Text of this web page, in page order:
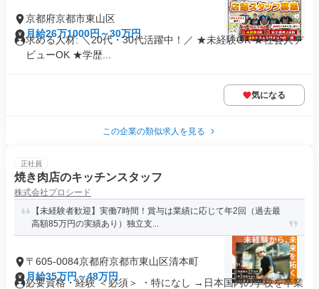
京都府京都市東山区
月給26万1000円～30万円
求める人材: ＼20代・30代活躍中！／ ★未経験OK ★社会人デ
ビューOK ★学歴...
気になる
この企業の類似求人を見る
正社員
焼き肉店のキッチンスタッフ
株式会社プロシード
【未経験者歓迎】実働7時間！賞与は業績に応じて年2回（過去最
高額85万円の実績あり）独立支...
〒605-0084京都府京都市東山区清本町
月給35万円～48万円
必要資格・経験 ＜必須＞ ・特になし →日本国内の学校を卒業